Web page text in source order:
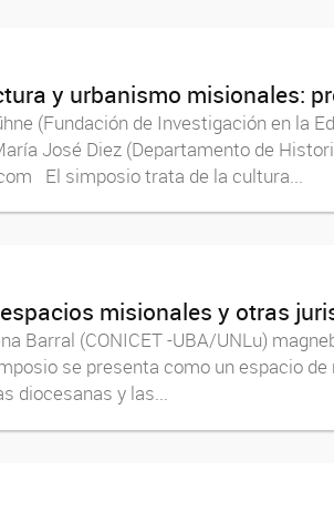
y urbanismo misionales:
(Fundación de Investigación en la
José Diez (Departamento de
El simposio trata de la cultura...
misionales y otras
Barral (CONICET -UBA/UNLu)
se presenta como un espacio
diocesanas y las...